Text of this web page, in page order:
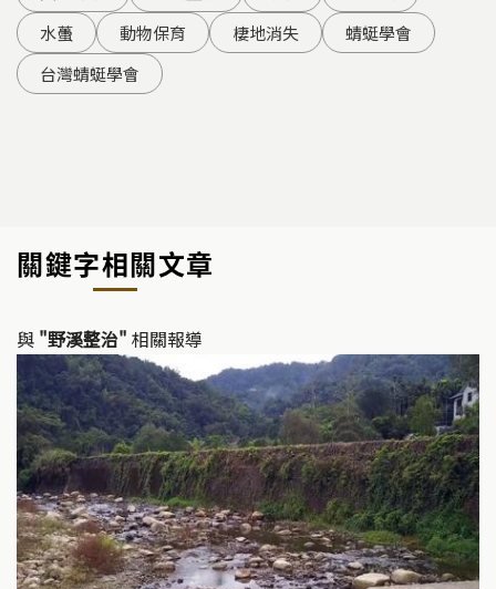
水蠆
動物保育 棲地消失
蜻蜓學會
台灣蜻蜓學會
關鍵字相關文章
與 "野溪整治" 相關報導